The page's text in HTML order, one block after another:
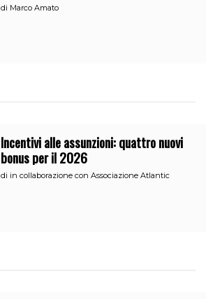
di Marco Amato
Incentivi alle assunzioni: quattro nuovi
bonus per il 2026
di in collaborazione con Associazione Atlantic